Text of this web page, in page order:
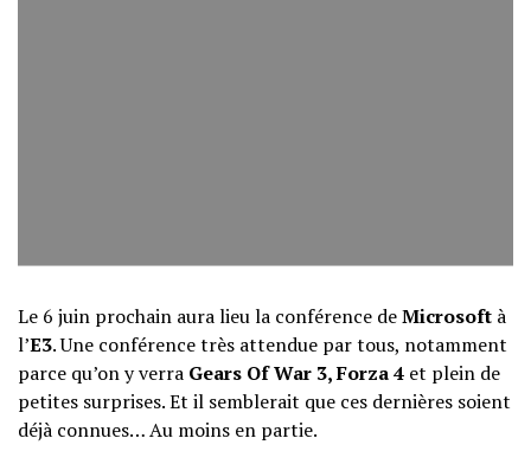
Le 6 juin prochain aura lieu la conférence deMicrosoft à
l’E3. Une conférence très attendue par tous, notamment
parce qu’on y verra Gears Of War 3, Forza 4 et plein de
petites surprises. Et il semblerait que ces dernières soient
déjà connues… Au moins en partie.